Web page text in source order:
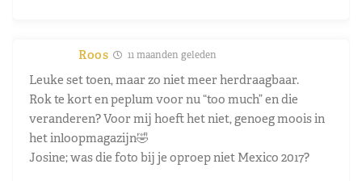
Roos 11 maanden geleden
Leuke set toen, maar zo niet meer herdraagbaar.
Rok te kort en peplum voor nu “too much” en die
veranderen? Voor mij hoeft het niet, genoeg moois in
het inloopmagazijn🤣
Josine; was die foto bij je oproep niet Mexico 2017?